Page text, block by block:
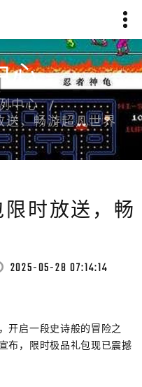
心
中心
，畅游超凡世界
时放送，畅
2025-05-28 07:14:14
开启一段史诗般的冒险之
布，限时极品礼包现已震撼